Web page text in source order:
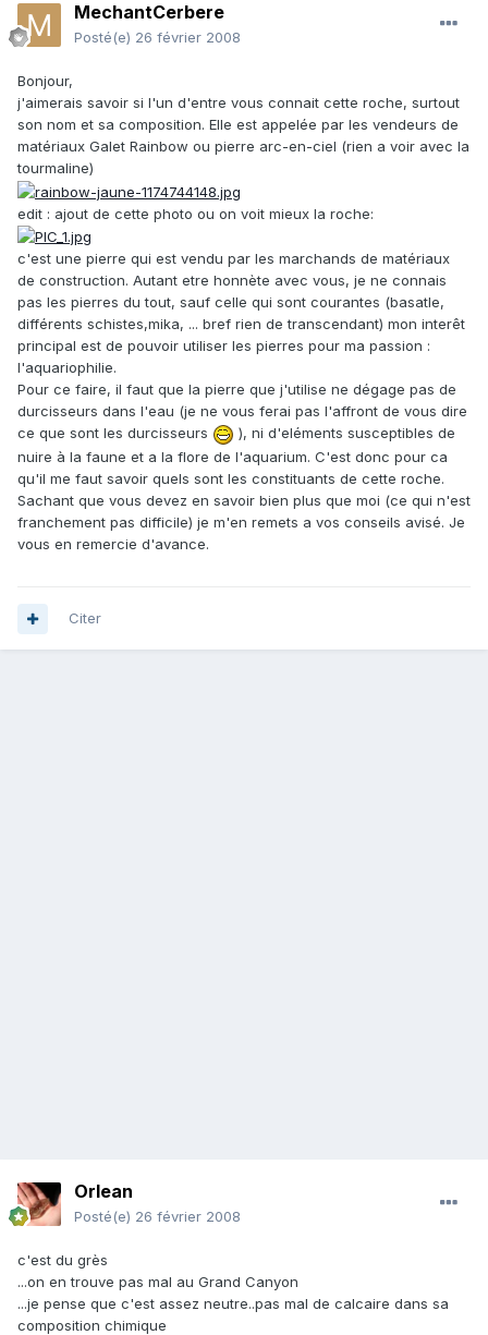
MechantCerbere
Posté(e) 26 février 2008
Bonjour,
j'aimerais savoir si l'un d'entre vous connait cette roche, surtout
son nom et sa composition. Elle est appelée par les vendeurs de
matériaux Galet Rainbow ou pierre arc-en-ciel (rien a voir avec la
tourmaline)
edit : ajout de cette photo ou on voit mieux la roche:
c'est une pierre qui est vendu par les marchands de matériaux
de construction. Autant etre honnète avec vous, je ne connais
pas les pierres du tout, sauf celle qui sont courantes (basatle,
différents schistes,mika, ... bref rien de transcendant) mon interêt
principal est de pouvoir utiliser les pierres pour ma passion :
l'aquariophilie.
Pour ce faire, il faut que la pierre que j'utilise ne dégage pas de
durcisseurs dans l'eau (je ne vous ferai pas l'affront de vous dire
ce que sont les durcisseurs
), ni d'eléments susceptibles de
nuire à la faune et a la flore de l'aquarium. C'est donc pour ca
qu'il me faut savoir quels sont les constituants de cette roche.
Sachant que vous devez en savoir bien plus que moi (ce qui n'est
franchement pas difficile) je m'en remets a vos conseils avisé. Je
vous en remercie d'avance.
Citer
Orlean
Posté(e) 26 février 2008
c'est du grès
...on en trouve pas mal au Grand Canyon
...je pense que c'est assez neutre..pas mal de calcaire dans sa
composition chimique